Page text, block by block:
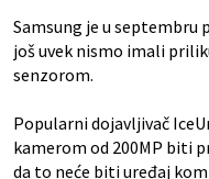
Samsung je u septembru
još uvek nismo imali
senzorom.
Popularni dojavljivač
kamerom od 200MP biti
da to neće biti uređaj